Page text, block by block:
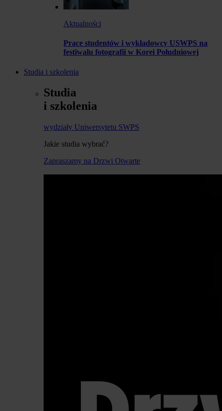
Aktualności
Prace studentów i wykładowcy USWPS na
festiwalu fotografii w Korei Południowej
Studia i szkolenia
Studia
i szkolenia
wydziały Uniwersytetu SWPS
Jakie studia wybrać?
Zapraszamy na Drzwi Otwarte